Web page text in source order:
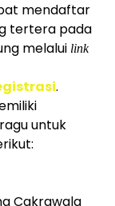
mendaftar
tertera pada
melalui link
.
untuk
Cakrawala